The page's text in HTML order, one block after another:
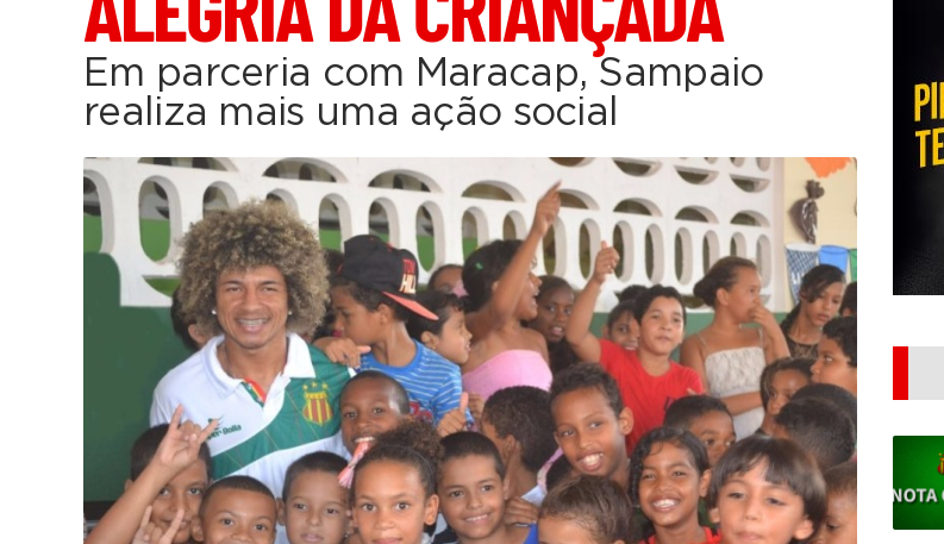
Em parceria com Maracap, Sampaio
realiza mais uma ação social